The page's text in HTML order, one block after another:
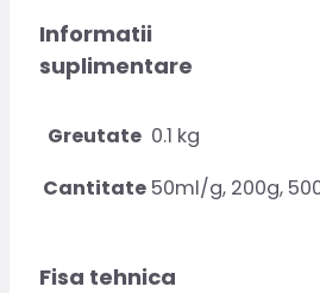
Informatii
suplimentare
Greutate 0.1 kg
Cantitate 50ml/g, 200g,
Fisa tehnica